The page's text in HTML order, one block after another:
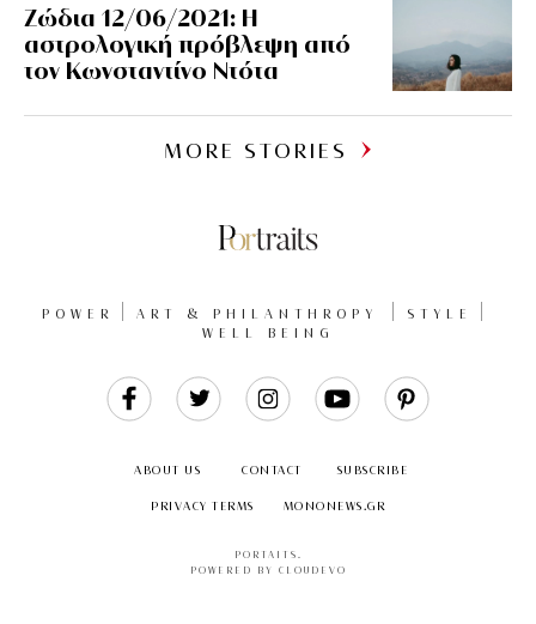
Ζώδια 12/06/2021: Η
αστρολογική πρόβλεψη από
τον Κωνσταντίνο Ντότα
MORE STORIES
POWER ART & PHILANTHROPY
STYLE
WELL BEING
ABOUT US CONTACT SUBSCRIBE
PRIVACY TERMS MONONEWS.GR
PORTAITS .
POWERED BY CLOUDEVO